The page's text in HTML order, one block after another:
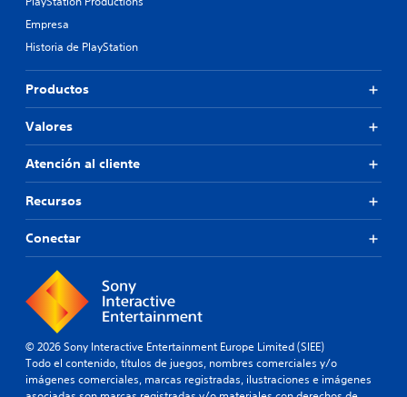
Empresa
Historia de PlayStation
Productos
Valores
Atención al cliente
Recursos
Conectar
© 2026 Sony Interactive Entertainment Europe Limited (SIEE)
Todo el contenido, títulos de juegos, nombres comerciales y/o
imágenes comerciales, marcas registradas, ilustraciones e imágenes